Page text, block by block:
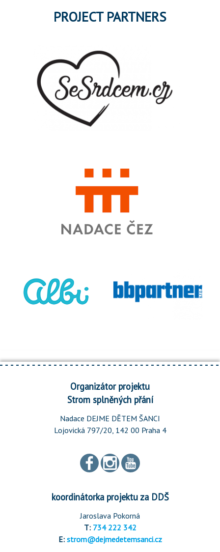
PROJECT PARTNERS
Organizátor projektu
Strom splněných přání
Nadace DEJME DĚTEM ŠANCI
Lojovická 797/20, 142 00 Praha 4
koordinátorka projektu za DDŠ
Jaroslava Pokorná
T: 734 222 342
E: strom@dejmedetemsanci.cz